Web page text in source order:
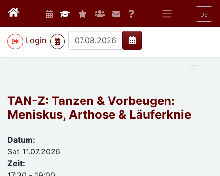
DE
Login
>
TAN-Z: Tanzen & Vorbeugen:
Meniskus, Arthose & Läuferknie
Datum:
Sat 11.07.2026
Zeit: